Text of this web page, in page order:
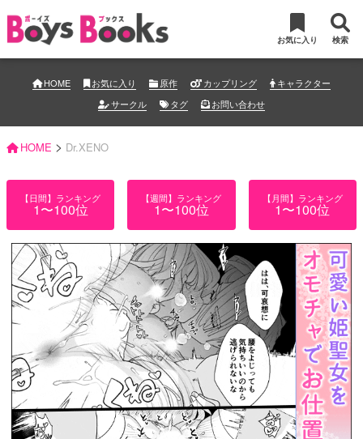
お気に入り 検索
HOME お気に入り 原作 カップリング
キャラクター
サークル
タグ お問い合わせ
HOME > Dr.XENO
【日間】ランキング
1〜100位
【週間】ランキング
1〜100位
【月間】ランキング
1〜100位